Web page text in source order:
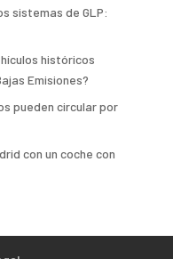
sistemas de GLP:
históricos
Emisiones?
pueden circular por
con un coche con